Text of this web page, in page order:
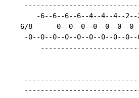
-6--6--6--6--4--4--4--
6/8     -0--0--0--0--0--0--
-0--0--0--0--0--0--0--0--